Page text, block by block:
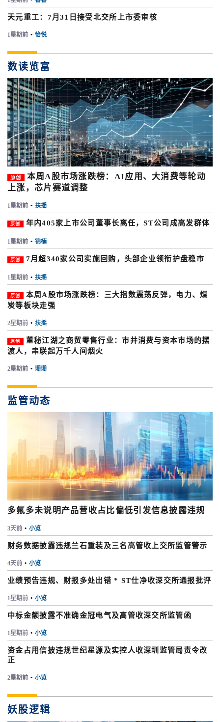
天元重工：7月31日接受北交所上市委审核
1星期前 • 怡悦
数读览富
原创
本周A股市场涨跌榜：AI应用、大消费等轮动
上涨，芯片赛道调整
1星期前 • 扶摇
原创 年内405家上市公司董事长离任，ST公司成高发群体
1星期前 • 锦楠
原创 7月超340家公司实施回购，头部企业领衔护盘稳市
1星期前 • 扶摇
原创
本周A股市场涨跌榜：三大指数震荡反弹，电力、煤
炭等板块走强
2星期前 • 扶摇
原创
董秘江湖之商贸零售行业：市井消费与资本市场的摆
渡人，串联起万千人间烟火
2星期前 • 珊珊
监管动态
多氟多未说明产品营收占比偏低引发信息披露违规
3天前 • 小览
财务数据披露违规兰石重装及三名高管收上交所监管警示
4天前 • 小览
业绩预告违规、财报多处出错 * ST仕净收深交所通报批评
1星期前 • 小览
中标金额披露不准确金冠电气及高管收深交所监管函
1星期前 • 小览
资金占用信披违规世纪星源及实控人收深圳监管局责令改
正
2星期前 • 小览
妖股逻辑